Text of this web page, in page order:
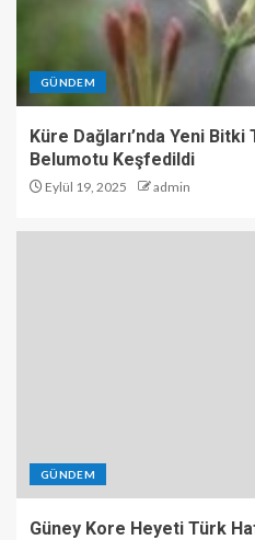
GÜNDEM
Küre Dağları’nda Yeni
Belumotu Keşfedildi
Eylül 19, 2025 admin
GÜNDEM
Güney Kore Heyeti Türk